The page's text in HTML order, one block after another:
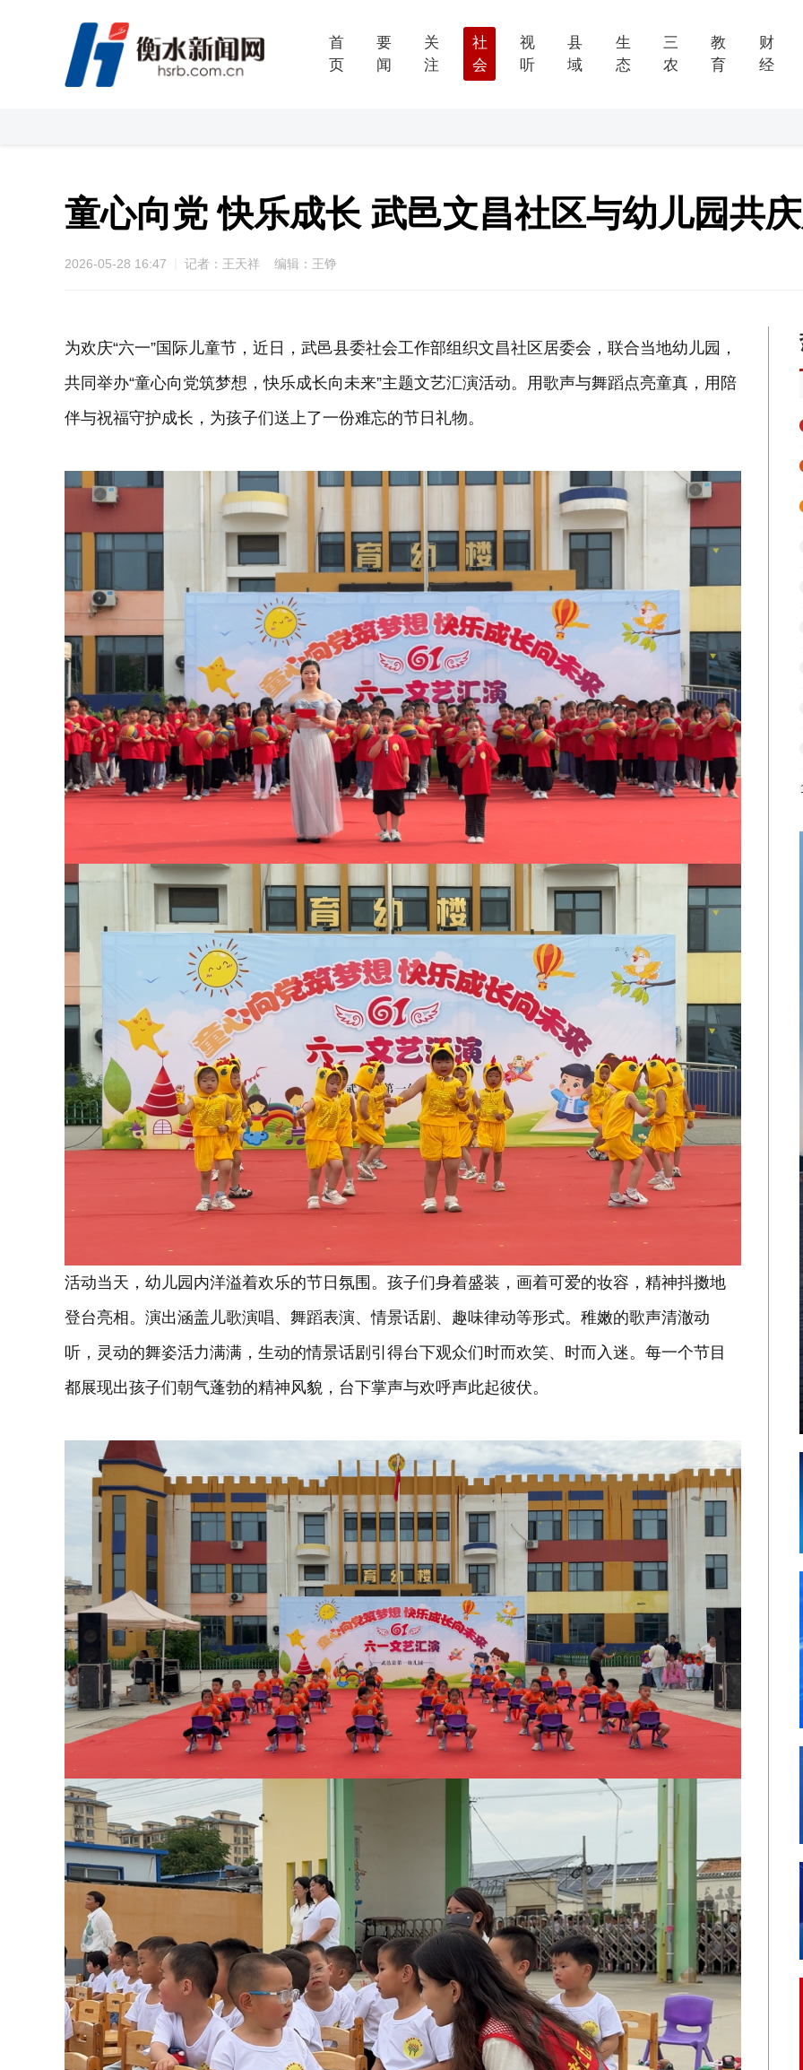
首
页
要
闻
关
注
社
会
视
听
县
域
生
态
三
农
教
育
财
经
童心向党 快乐成长 武邑文昌社区与幼儿园共
2026-05-28 16:47 记者：王天祥 编辑：王铮
为欢庆“六一”国际儿童节，近日，武邑县委社会工作部组织文昌社区居委会，联合当地幼儿园，
共同举办“童心向党筑梦想，快乐成长向未来”主题文艺汇演活动。用歌声与舞蹈点亮童真，用陪
伴与祝福守护成长，为孩子们送上了一份难忘的节日礼物。
活动当天，幼儿园内洋溢着欢乐的节日氛围。孩子们身着盛装，画着可爱的妆容，精神抖擞地
登台亮相。演出涵盖儿歌演唱、舞蹈表演、情景话剧、趣味律动等形式。稚嫩的歌声清澈动
听，灵动的舞姿活力满满，生动的情景话剧引得台下观众们时而欢笑、时而入迷。每一个节目
都展现出孩子们朝气蓬勃的精神风貌，台下掌声与欢呼声此起彼伏。